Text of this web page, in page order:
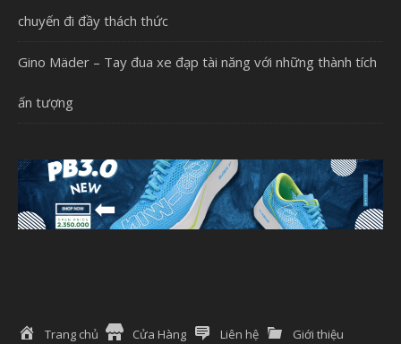
chuyến đi đầy thách thức
Gino Mäder – Tay đua xe đạp tài năng với những thành tích
ấn tượng
Trang chủ Cửa Hàng Liên hệ Giới thiệu